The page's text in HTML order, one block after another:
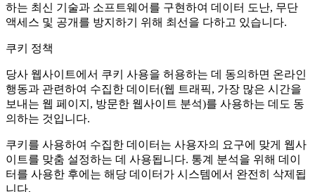
하는 최신 기술과 소프트웨어를 구현하여 데이터 도난, 무단
액세스 및 공개를 방지하기 위해 최선을 다하고 있습니다.
쿠키 정책
당사 웹사이트에서 쿠키 사용을 허용하는 데 동의하면 온라인
행동과 관련하여 수집한 데이터(웹 트래픽, 가장 많은 시간을
보내는 웹 페이지, 방문한 웹사이트 분석)를 사용하는 데도 동
의하는 것입니다.
쿠키를 사용하여 수집한 데이터는 사용자의 요구에 맞게 웹사
이트를 맞춤 설정하는 데 사용됩니다. 통계 분석을 위해 데이
터를 사용한 후에는 해당 데이터가 시스템에서 완전히 삭제됩
니다.